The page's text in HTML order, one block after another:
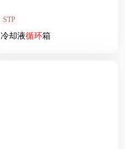
STP
冷却液循环箱